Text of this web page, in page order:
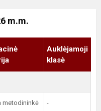
m.m.
Auklėjamoji
klasė
metodininkė -